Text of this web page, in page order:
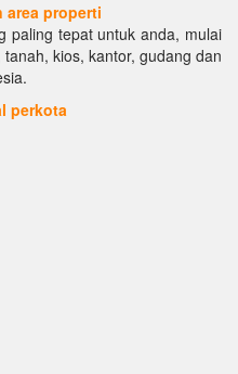
area properti
paling tepat untuk anda, mulai
kios, kantor, gudang dan
perkota